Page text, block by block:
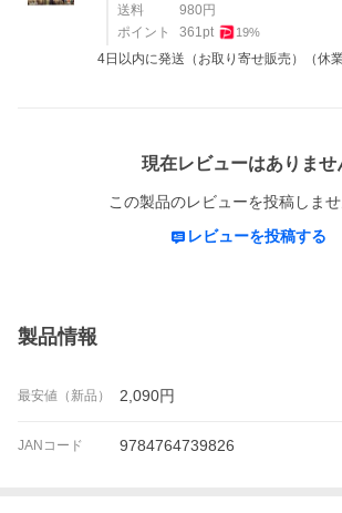
送料
980円
ポイント
361 pt 19%
4日以内に発送（お取り寄せ販売）（休業
現在レビューはありませ
この製品のレビューを投稿しま
レビューを投稿する
製品情報
最安値（新品） 2,090円
JANコード 9784764739826